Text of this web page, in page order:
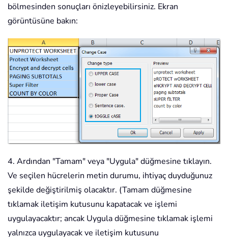
bölmesinden sonuçları önizleyebilirsiniz. Ekran
görüntüsüne bakın:
4. Ardından "Tamam" veya "Uygula" düğmesine tıklayın.
Ve seçilen hücrelerin metin durumu, ihtiyaç duyduğunuz
şekilde değiştirilmiş olacaktır. (Tamam düğmesine
tıklamak iletişim kutusunu kapatacak ve işlemi
uygulayacaktır; ancak Uygula düğmesine tıklamak işlemi
yalnızca uygulayacak ve iletişim kutusunu